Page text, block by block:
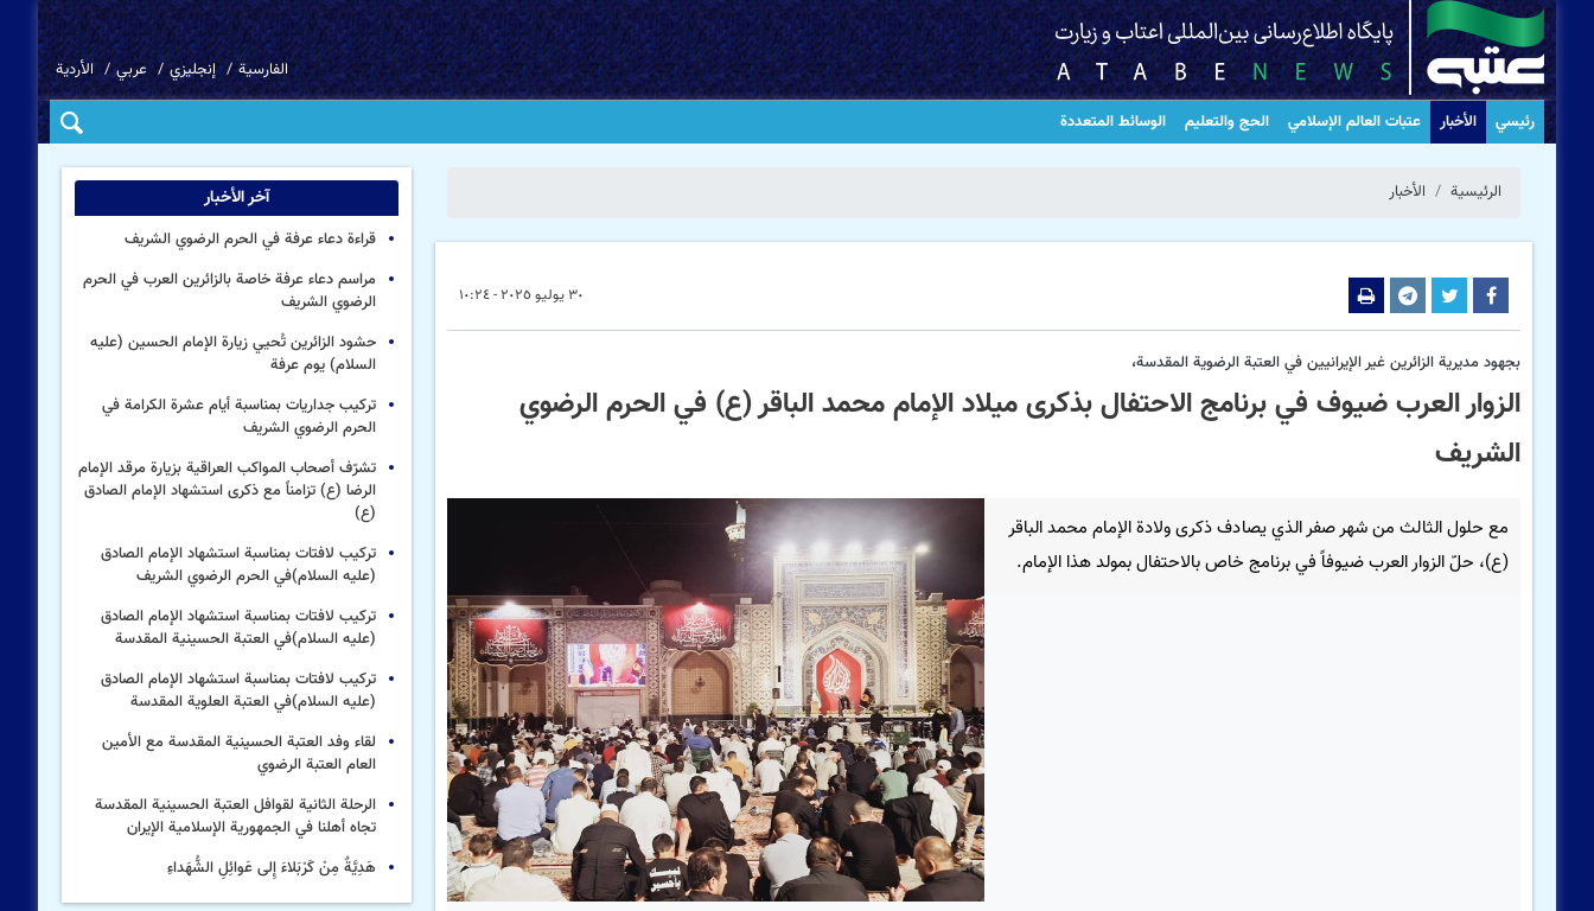
الفارسية إنجليزي عربي الأردية
رئيسي الأخبار عتبات العالم الإسلامي الحج والتعليم الوسائط المتعددة
الرئيسية الأخبار
٣٠ يوليو ٢٠٢٥ - ١٠:٢٤
بجهود مدیریة الزائرین غیر الإیرانیین في العتبة الرضویة المقدسة،
الزوار العرب ضیوف في برنامج الاحتفال بذكرى میلاد الإمام محمد الباقر (ع) في الحرم الرضوي
الشریف
مع حلول الثالث من شهر صفر الذي يصادف ذكرى ولادة الإمام محمد الباقر
(ع)، حلّ الزوار العرب ضيوفاً في برنامج خاص بالاحتفال بمولد هذا الإمام.
آخر الأخبار
قراءة دعاء عرفة في الحرم الرضوي الشریف
مراسم دعاء عرفة خاصة بالزائرین العرب في الحرم
الرضوي الشریف
حشود الزائرين تُحيي زيارة الإمام الحسين (عليه
السلام) يوم عرفة
تركيب جداریات بمناسبة أیام عشرة الكرامة في
الحرم الرضوي الشریف
تشرّف أصحاب المواكب العراقية بزيارة مرقد الإمام
الرضا (ع) تزامناً مع ذكرى استشهاد الإمام الصادق
(ع)
تركيب لافتات بمناسبة استشهاد الإمام الصادق
(علیه السلام)في الحرم الرضوي الشریف
تركيب لافتات بمناسبة استشهاد الإمام الصادق
(علیه السلام)في العتبة الحسینیة المقدسة
تركيب لافتات بمناسبة استشهاد الإمام الصادق
(علیه السلام)في العتبة العلویة المقدسة
لقاء وفد العتبة الحسينية المقدسة مع الأمين
العام العتبة الرضوي
الرحلة الثانية لقوافل العتبة الحسينية المقدسة
تجاه أهلنا في الجمهورية الإسلامية الإيران
هَدِيَّةٌ مِنْ كَرْبَلاءَ إِلى عَوائِلِ الشُّهَداءِ